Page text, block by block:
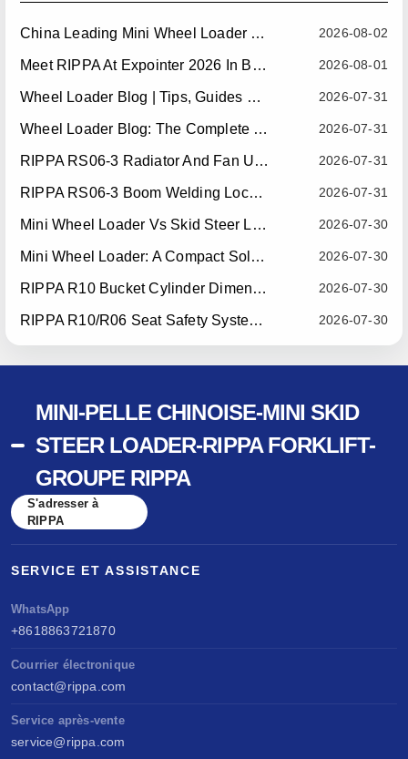
2026-08-02
China Leading Mini Wheel Loader Supplier: Reliable Compact Wheel Loaders For Global Markets
2026-08-01
Meet RIPPA At Expointer 2026 In Brazil
2026-07-31
Wheel Loader Blog | Tips, Guides & Attachments
2026-07-31
Wheel Loader Blog: The Complete Guide To Wheel Loaders For Construction, Agriculture, And Material Handling
2026-07-31
RIPPA RS06-3 Radiator And Fan Upgrade — Effective July 10, 2026
2026-07-31
RIPPA RS06-3 Boom Welding Locating Bar Optimization — Effective July 15, 2026
2026-07-30
Mini Wheel Loader Vs Skid Steer Loader: Which Compact Machine Is Better For Your Business?
2026-07-30
Mini Wheel Loader: A Compact Solution For Efficient Material Handling
2026-07-30
RIPPA R10 Bucket Cylinder Dimension Optimization — Effective July 15, 2026
2026-07-30
RIPPA R10/R06 Seat Safety System Upgrade — Effective July 22, 2026
MINI-PELLE CHINOISE-MINI SKID
STEER LOADER-RIPPA FORKLIFT-
GROUPE RIPPA
S'adresser à
RIPPA
SERVICE ET ASSISTANCE
WhatsApp
+8618863721870
Courrier électronique
contact@rippa.com
Service après-vente
service@rippa.com